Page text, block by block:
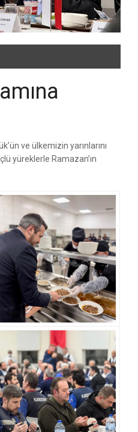
ve ülkemizin yarınlarını
yüreklerle Ramazan’ın